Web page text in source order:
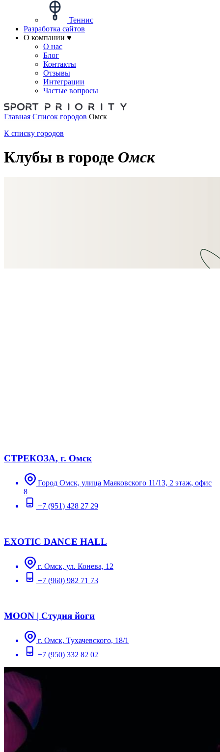
Теннис
Разработка сайтов
О компании
О нас
Блог
Контакты
Отзывы
Интеграции
Частые вопросы
Главная Список городов Омск
К списку городов
Клубы в городе Омск
СТРЕКОЗА, г. Омск
Город Омск, улица Маяковского 11/13, 2 этаж, офис
8
+7 (951) 428 27 29
EXOTIC DANCE HALL
г. Омск, ул. Конева, 12
+7 (960) 982 71 73
MOON | Студия йоги
г. Омск, Тухачевского, 18/1
+7 (950) 332 82 02